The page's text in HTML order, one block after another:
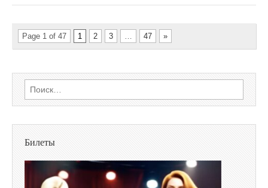
Page 1 of 47 1 2 3 47 »
Найти:
Билеты